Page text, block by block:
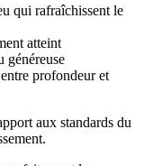
qui rafraîchissent le
atteint
généreuse
profondeur et
aux standards du